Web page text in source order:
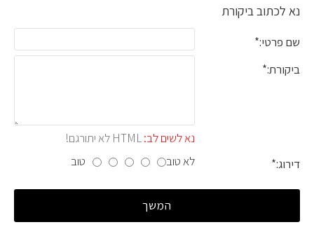
נא לכתוב ביקורת
שם פרטי:
ביקורת:
נא לשים לב:
דירוג:
לא טוב טוב
המשך